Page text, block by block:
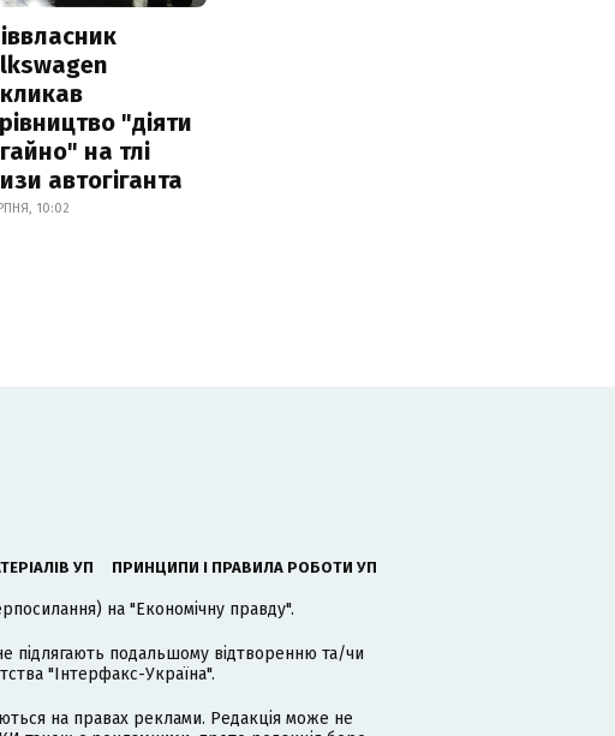
"діяти
на тлі
автогіганта
10:02
УП ПРИНЦИПИ І ПРАВИЛА РОБОТИ УП
на "Економічну правду".
підлягають подальшому відтворенню та/чи
"Інтерфакс-Україна".
на правах реклами. Редакція може не